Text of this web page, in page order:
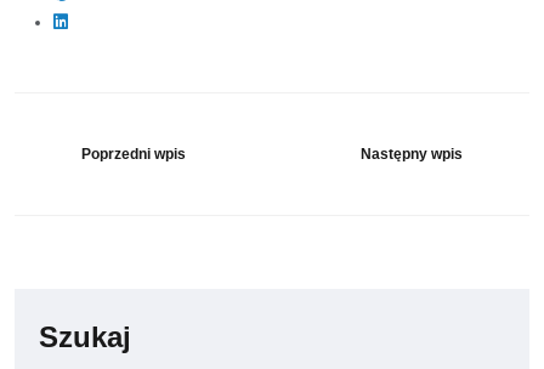
Poprzedni wpis Następny wpis
Szukaj